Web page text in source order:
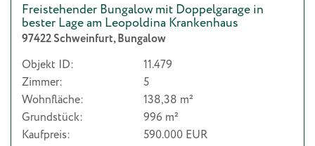
Freistehender Bungalow mit Doppelgarage in
bester Lage am Leopoldina Krankenhaus
97422 Schweinfurt, Bungalow
Objekt ID:
11.479
Zimmer:
5
Wohnfläche:
138,38 m²
Grundstück:
996 m²
Kaufpreis:
590.000 EUR